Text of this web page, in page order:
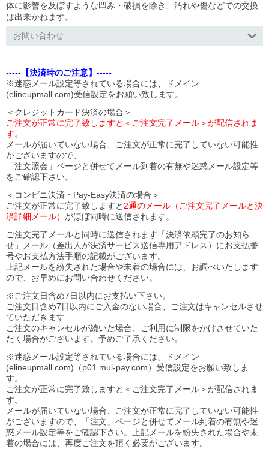
体に影響を及ぼすような凹み・破損を除き、汚れや傷などでの交換
は出来かねます。
お問い合わせ
-----【決済時のご注意】-----
※迷惑メール設定等されている場合には、ドメイン
(elineupmall.com)受信設定をお願い致します。
＜クレジットカード決済の場合＞
ご注文が正常に完了致しますと＜ご注文完了メール＞が配信されま
す。
メールが届いていない場合、ご注文が正常に完了していない可能性
がございますので、
「注文照会」ページと併せてメール到着の有無や迷惑メール設定等
をご確認下さい。
＜コンビニ決済・Pay-Easy決済の場合＞
ご注文が正常に完了致しますと 2通のメール（ご注文完了メールと決
済詳細メール） がほぼ同時に送信されます。
ご注文完了メールと同時に送信されます「決済依頼完了のお知ら
せ」メール（差出人が決済サービス送信専用アドレス）にお支払番
号やお支払方法手順の記載がございます。
上記メールを紛失された場合や未着の場合には、お調べいたします
ので、お早めにお問い合わせください。
※ご注文日含め7日以内にお支払い下さい。
ご注文日含め7日以内にご入金のない場合、ご注文はキャンセルさせ
ていただきます
ご注文のキャンセルが続いた場合、ご利用に制限をかけさせていた
だく場合がございます。予めご了承ください。
※迷惑メール設定等されている場合には、ドメイン
(elineupmall.com)（p01.mul-pay.com）受信設定をお願い致しま
す。
ご注文が正常に完了致しますと＜ご注文完了メール＞が配信されま
す。
メールが届いていない場合、ご注文が正常に完了していない可能性
がございますので、「注文」ページと併せてメール到着の有無や迷
惑メール設定等をご確認下さい。
上記メールを紛失された場合や未
着の場合には、再度ご注文を頂く必要がございます。